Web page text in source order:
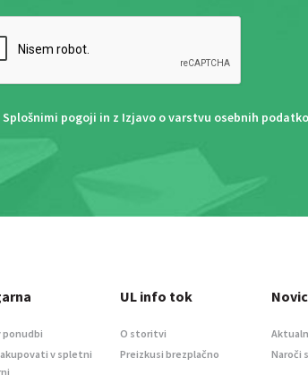
Splošnimi pogoji in z Izjavo o varstvu osebnih
ponudbi
v spletni
UL info tok
O storitvi
Preizkusi brezplačno
Naroči